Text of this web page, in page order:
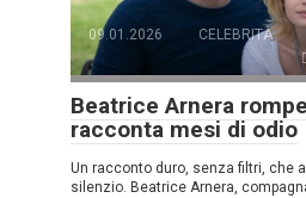
09.01.2026
CELEBRITÀ
Beatrice Arnera
racconta mesi di odio
Un racconto duro, senza filtri, che
silenzio. Beatrice Arnera,